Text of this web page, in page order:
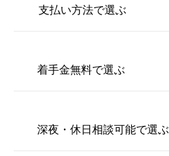
支払い方法で選ぶ
着手金無料で選ぶ
深夜・休日相談可能で選ぶ